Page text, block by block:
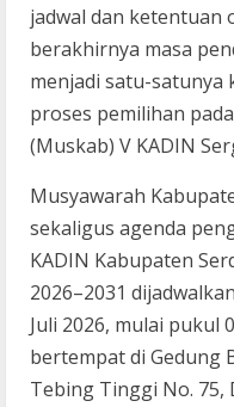
jadwal dan ketentuan
berakhirnya masa
menjadi satu-satunya
proses pemilihan
(Muskab) V KADIN
Musyawarah
sekaligus agenda
KADIN Kabupaten
2026–2031
Juli 2026, mulai pukul
bertempat di Gedung
Tebing Tinggi No. 75,